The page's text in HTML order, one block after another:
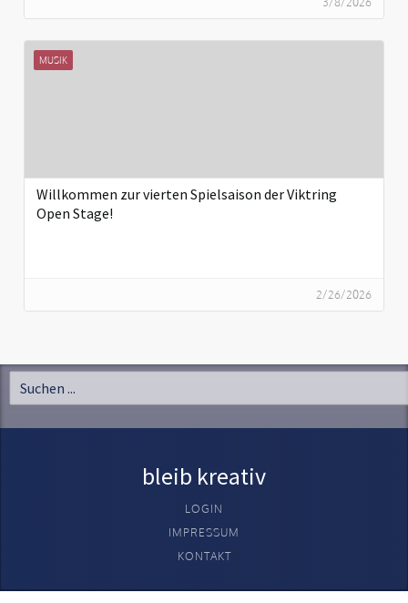
MUSIK
Willkommen zur vierten Spielsaison der Viktring
Open Stage!
2/26/2026
bleib kreativ
LOGIN
IMPRESSUM
KONTAKT